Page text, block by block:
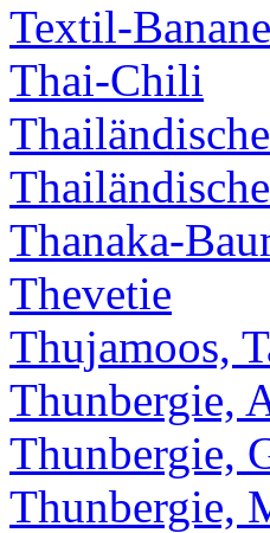
Textil-Banane
Thai-Chili
Thanaka-
Thevetie
Thujamoos,
Thunbergie,
Thunbergie,
Thunbergie,